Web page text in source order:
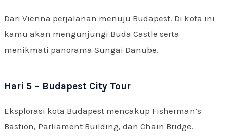
Dari Vienna perjalanan menuju Budapest. Di kota ini
kamu akan mengunjungi Buda Castle serta
menikmati panorama Sungai Danube.
Hari 5 – Budapest City Tour
Eksplorasi kota Budapest mencakup Fisherman’s
Bastion, Parliament Building, dan Chain Bridge.